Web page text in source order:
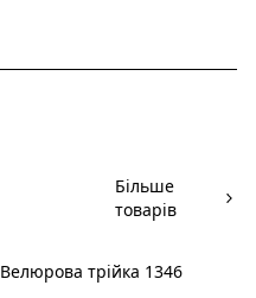
Більше
товарів
Новинка
Велюрова трійка 1346